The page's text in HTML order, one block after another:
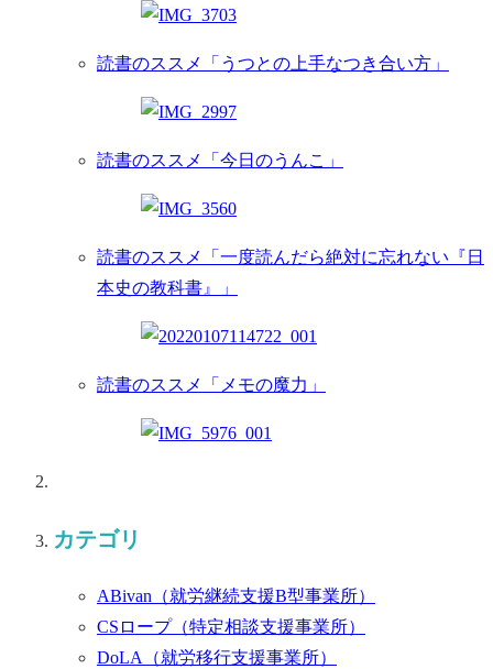
読書のススメ「うつとの上手なつき合い方」
読書のススメ「今日のうんこ」
読書のススメ「一度読んだら絶対に忘れない『日
本史の教科書』」
読書のススメ「メモの魔力」
カテゴリ
ABivan （就労継続支援B型事業所）
CSロープ （特定相談支援事業所）
DoLA （就労移行支援事業所）